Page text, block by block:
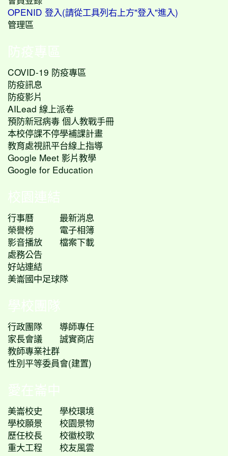
OPENID 登入(請從工具列右上方"登入"進入)
管理區
防疫專區
COVID-19 防疫專區
防疫訊息
防疫影片
AILead 線上派卷
預防新冠病毒 個人教戰手冊
本校停課不停學補課計畫
教育處視訊平台線上指導
Google Meet 影片教學
Google for Education
校園連結
行事曆
最新消息
榮譽榜
電子相簿
影音播放
檔案下載
處務公告
好站連結
美崙國中足球隊
學校團隊
行政團隊
導師專任
家長會議
誠實商店
教師專業社群
性別平等委員會(建置)
愛在崙中
美崙校史
學校環境
學校願景
校園景物
歷任校長
校徽校歌
重大工程
校友風雲